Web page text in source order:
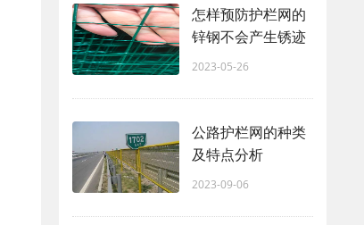
怎样预防护栏网的
锌钢不会产生锈迹
2023-05-26
公路护栏网的种类
及特点分析
2023-09-06